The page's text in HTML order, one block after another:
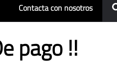
Contacta con nosotros
pago !!